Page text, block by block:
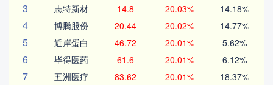
3 志特新材 14.8 20.03% 14.18%
4 博腾股份 20.44 20.02% 14.77%
5 近岸蛋白 46.72 20.01% 5.62%
6 毕得医药 61.6 20.01% 6.12%
7 五洲医疗 83.62 20.01% 18.37%